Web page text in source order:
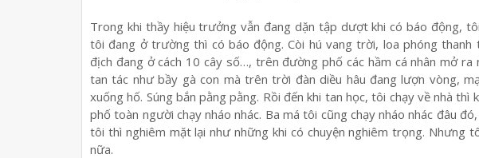
Trong khi thầy hiệu trưởng vẫn đang dặn tập dượt khi có báo động,
tôi đang ởtrường thì có báo động. Còi hú vang trời, loa phóng thanh
địch đang ởcách 10 cây số…, trên đường phố các hầm cá nhân mởra
tan tác nhưbầy gà con mà trên trời đàn diều hâu đang lượn vòng, m
xuống hố. Súng bắn pằng pằng. Rồi đến khi tan học, tôi chạy vềnhà thì
phố toàn người chạy nháo nhác. Ba má tôi cũng chạy nháo nhác đâu
tôi thì nghiêm mặt lại nhưnhững khi có chuyện nghiêm trọng. Nhưng
nữa.